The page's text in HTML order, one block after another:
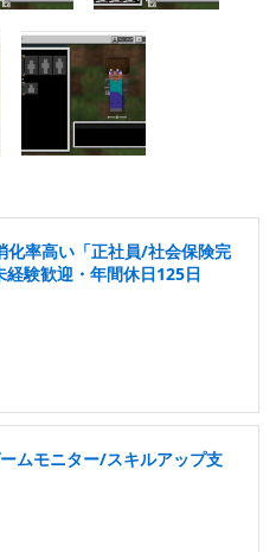
化率高い「正社員/社会保険完
験歓迎・年間休日125日
ムモニター/スキルアップ支